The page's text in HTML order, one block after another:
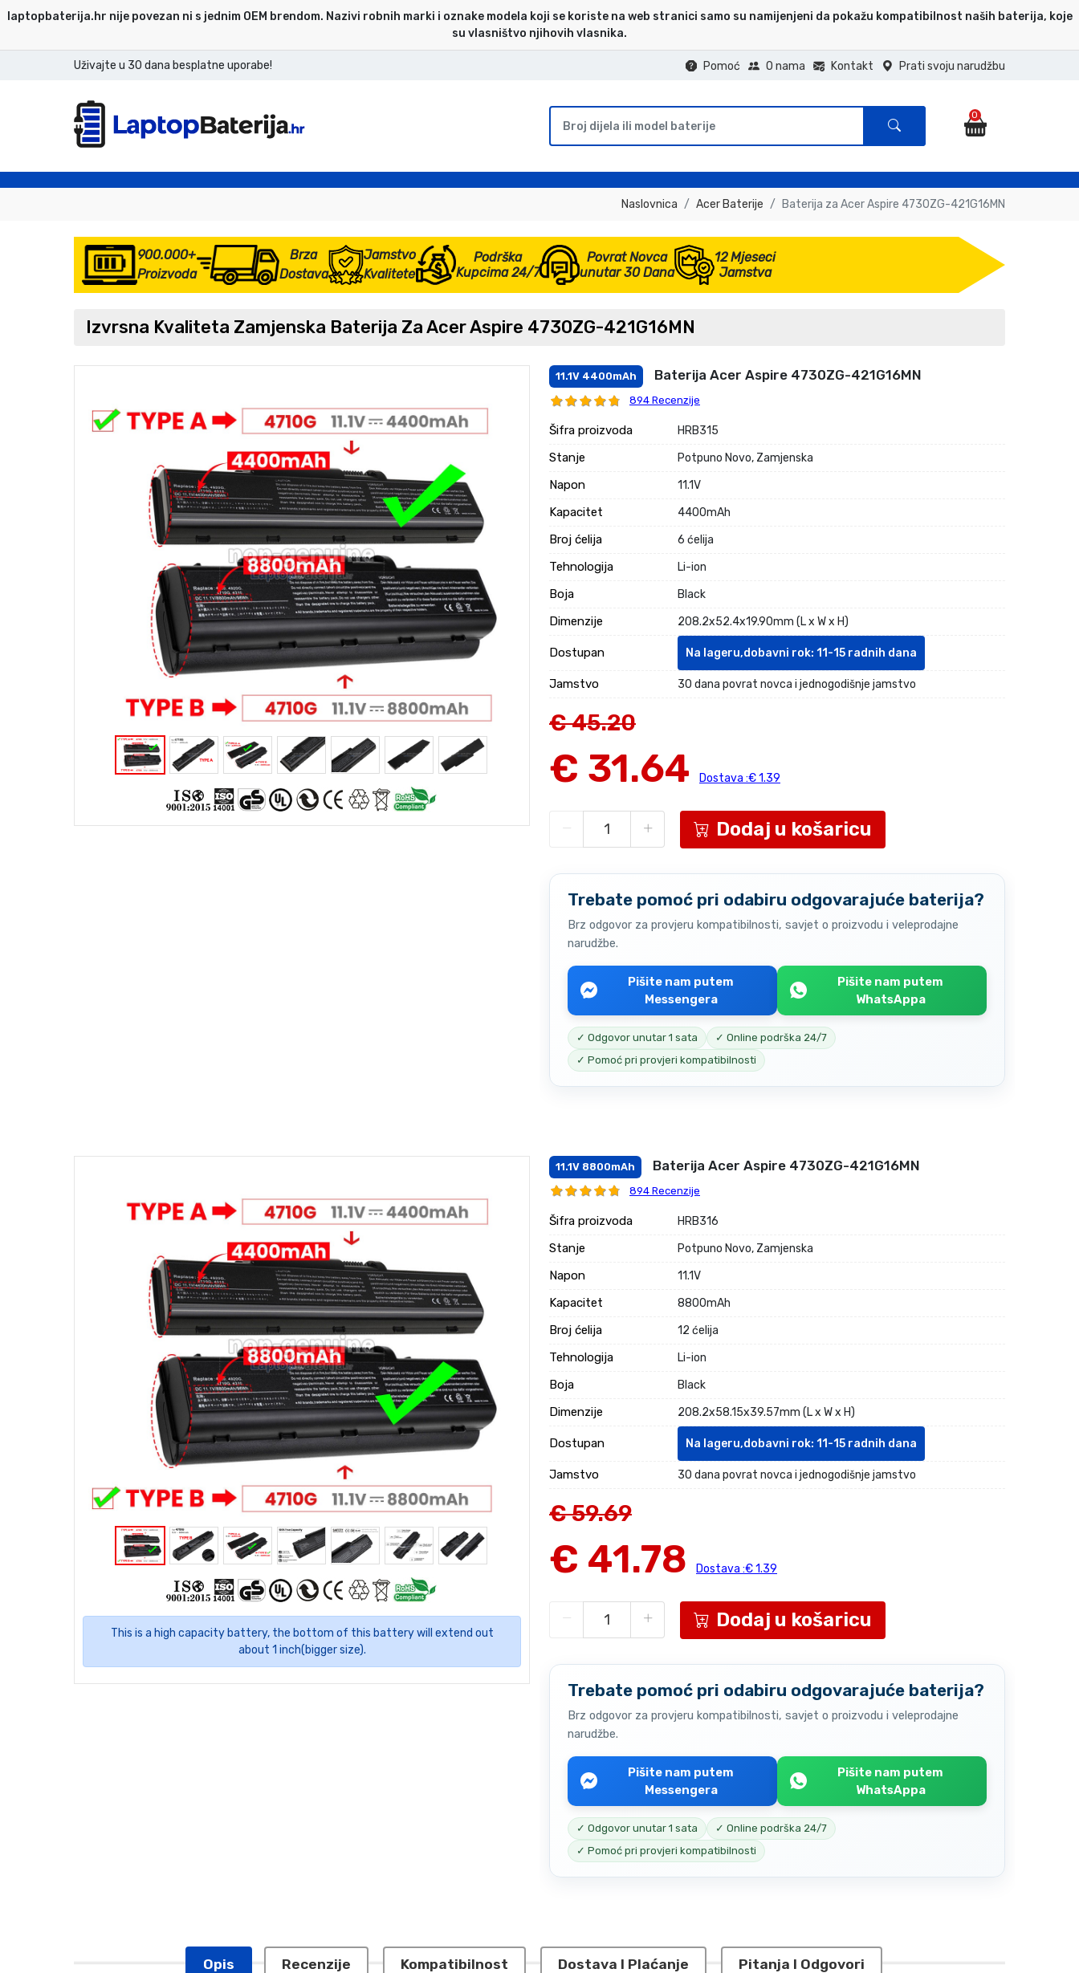
laptopbaterija.hr nije povezan ni s jednim OEM brendom. Nazivi robnih marki i oznake modela koji se koriste na web stranici samo su namijenjeni da pokažu kompatibilnost naših baterija, koje
su vlasništvo njihovih vlasnika.
Uživajte u 30 dana besplatne uporabe! Prati svoju narudžbu
Kontakt
O nama
Pomoć
0
Naslovnica Acer Baterije Baterija za Acer Aspire 4730ZG-421G16MN
900.000+
Proizvoda
Brza
Dostava
Jamstvo
Kvalitete
Podrška
Kupcima 24/7
Povrat Novca
unutar 30 Dana
12 Mjeseci
Jamstva
Izvrsna Kvaliteta Zamjenska Baterija Za Acer Aspire 4730ZG-421G16MN
11.1V 4400mAh Baterija Acer Aspire 4730ZG-421G16MN
894 Recenzije
Šifra proizvoda HRB315
Stanje Potpuno Novo, Zamjenska
Napon 11.1V
Kapacitet 4400mAh
Broj ćelija 6 ćelija
Tehnologija Li-ion
Boja Black
Dimenzije 208.2x52.4x19.90mm (L x W x H)
Dostupan Na lageru,dobavni rok: 11-15 radnih dana
Jamstvo 30 dana povrat novca i jednogodišnje jamstvo
€ 45.20
€ 31.64 Dostava :€ 1.39
Dodaj u košaricu
Trebate pomoć pri odabiru odgovarajuće baterija?
Brz odgovor za provjeru kompatibilnosti, savjet o proizvodu i veleprodajne
narudžbe.
Pišite nam putem
Messengera
Pišite nam putem
WhatsAppa
✓ Odgovor unutar 1 sata
✓ Online podrška 24/7
✓ Pomoć pri provjeri kompatibilnosti
This is a high capacity battery, the bottom of this battery will extend out
about 1 inch(bigger size).
11.1V 8800mAh Baterija Acer Aspire 4730ZG-421G16MN
894 Recenzije
Šifra proizvoda HRB316
Stanje Potpuno Novo, Zamjenska
Napon 11.1V
Kapacitet 8800mAh
Broj ćelija 12 ćelija
Tehnologija Li-ion
Boja Black
Dimenzije 208.2x58.15x39.57mm (L x W x H)
Dostupan Na lageru,dobavni rok: 11-15 radnih dana
Jamstvo 30 dana povrat novca i jednogodišnje jamstvo
€ 59.69
€ 41.78 Dostava :€ 1.39
Dodaj u košaricu
Trebate pomoć pri odabiru odgovarajuće baterija?
Brz odgovor za provjeru kompatibilnosti, savjet o proizvodu i veleprodajne
narudžbe.
Pišite nam putem
Messengera
Pišite nam putem
WhatsAppa
✓ Odgovor unutar 1 sata
✓ Online podrška 24/7
✓ Pomoć pri provjeri kompatibilnosti
Opis Recenzije Kompatibilnost Dostava I Plaćanje Pitanja I Odgovori